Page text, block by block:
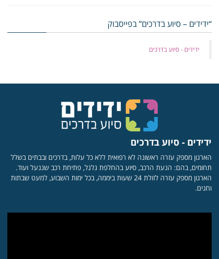
“ידידים – סיוע בדרכים” בפייסבוק
‏ידידים - סיוע בדרכים
ידידים - סיוע בדרכים
הארגון מספק עזרה ראשונה לא רפואית ללא כל עלות, בדרכים ובבתים בשלל
תחומים, בהם: הנעת הרכב, סיוע בהחלפת גלגל, פתיחת רכב שננעל ועוד.
הארגון מספק עזרה לזולת 24 שעות ביממה, בכל ימות השבוע, למעט שבתות
וחגים.